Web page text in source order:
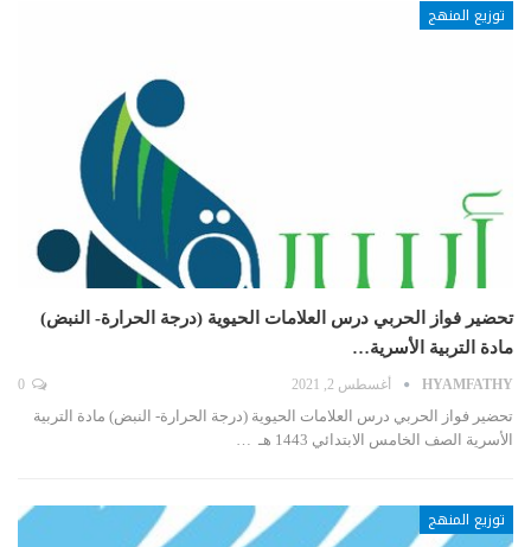
توزيع المنهج
تحضير فواز الحربي درس العلامات الحيوية (درجة الحرارة- النبض)
مادة التربية الأسرية…
HYAMFATHY أغسطس 2, 2021
تحضير فواز الحربي درس العلامات الحيوية (درجة الحرارة- النبض) مادة التربية
الأسرية الصف الخامس الابتدائي 1443 هـ …
توزيع المنهج